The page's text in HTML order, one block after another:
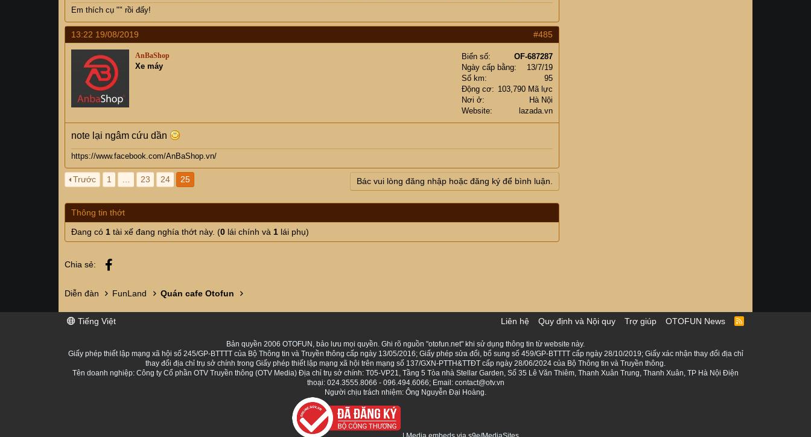
Em thích cụ "" rồi đấy!
13:22 19/08/2019 #485
AnBaShop
Xe máy
Biển số
OF-687287
Ngày cấp bằng
13/7/19
Số km
95
Động cơ
103,790 Mã lực
Nơi ở
Hà Nội
Website
lazada.vn
note lại ngâm cứu dần
https://www.facebook.com/AnBaShop.vn/
Trước 1 23 24 25 Bác vui lòng đăng nhập hoặc đăng ký để bình luận.
Thông tin thớt
Đang có 1 tài xế đang nghía thớt này. (0 lái chính và 1 lái phụ)
Chia sẻ:
Diễn đàn FunLand Quán cafe Otofun
Tiếng Việt Liên hệ Quy định và Nội quy Trợ giúp OTOFUN News
R
Bản quyền 2006 OTOFUN, bảo lưu mọi quyền. Ghi rõ nguồn "otofun.net" khi sử dụng thông tin từ website này.
Giấy phép thiết lập mạng xã hội số 245/GP-BTTTT của Bộ Thông tin và Truyền thông cấp ngày 13/05/2016; Giấy phép sửa đổi, bổ sung số 459/GP-BTTTT cấp ngày 28/10/2019; Giấy xác nhận thay đổi địa chỉ
thay đổi địa chỉ trụ sở chính trong Giấy phép thiết lập mạng xã hội trên mạng số 137/GXN-PTTH&TTĐT cấp ngày 28/06/2024 của Bộ Thông tin và Truyền thông.
Tên doanh nghiệp: Công ty Cổ phần OTV Truyền thông (OTV Media) Địa chỉ trụ sở chính: T05-VP21, Tầng 5 Tòa nhà Stellar Garden, Số 35 Lê Văn Thiêm, Thanh Xuân Trung, Thanh Xuân, TP Hà Nội Điện
thoại: 024.3555.8066 - 096.494.6066; Email: contact@otv.vn
Người chịu trách nhiệm: Ông Nguyễn Đại Hoàng.